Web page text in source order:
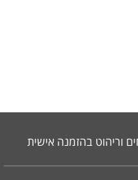
וריהוט בהזמנה אישית